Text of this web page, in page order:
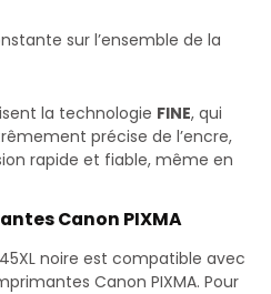
sur l’ensemble de la
la technologie FINE, qui
précise de l’encre,
rapide et fiable, même en
Canon PIXMA
noire est compatible avec
Canon PIXMA. Pour